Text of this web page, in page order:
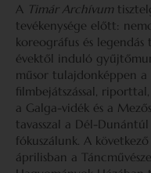
A Timár Archívum
tevékenysége előtt:
koreográfus és legendás
évektől induló
műsor tulajdonképpen a
filmbejátszással,
a Galga-vidék és a
tavasszal a Dél-
fókuszálunk. A
áprilisban a